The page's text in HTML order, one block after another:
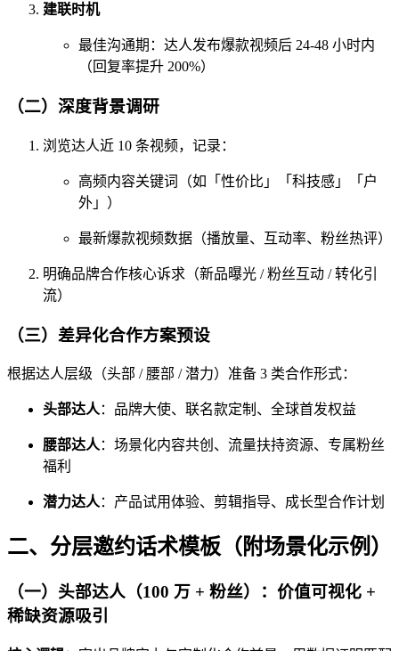
建联时机
最佳沟通期：达人发布爆款视频后 24-48 小时内
（回复率提升 200%）
（二）深度背景调研
浏览达人近 10 条视频，记录：
高频内容关键词（如「性价比」「科技感」「户
外」）
最新爆款视频数据（播放量、互动率、粉丝热评）
明确品牌合作核心诉求（新品曝光 / 粉丝互动 / 转化引
流）
（三）差异化合作方案预设
根据达人层级（头部 / 腰部 / 潜力）准备 3 类合作形式：
头部达人 ：品牌大使、联名款定制、全球首发权益
腰部达人 ：场景化内容共创、流量扶持资源、专属粉丝
福利
潜力达人 ：产品试用体验、剪辑指导、成长型合作计划
二、分层邀约话术模板（附场景化示例）
（一）头部达人（100 万 + 粉丝）：价值可视化 +
稀缺资源吸引